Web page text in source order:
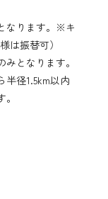
なります。※キ
は振替可）
となります。
半径1.5km以内